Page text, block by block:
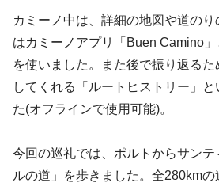
カミーノ中は、詳細の地図や道の
はカミーノアプリ「Buen Camino」
を使いました。また後で振り返る
してくれる「ルートヒストリー」
た(オフラインで使用可能)。
今回の巡礼では、ポルトからサン
ルの道」を歩きました。全280km